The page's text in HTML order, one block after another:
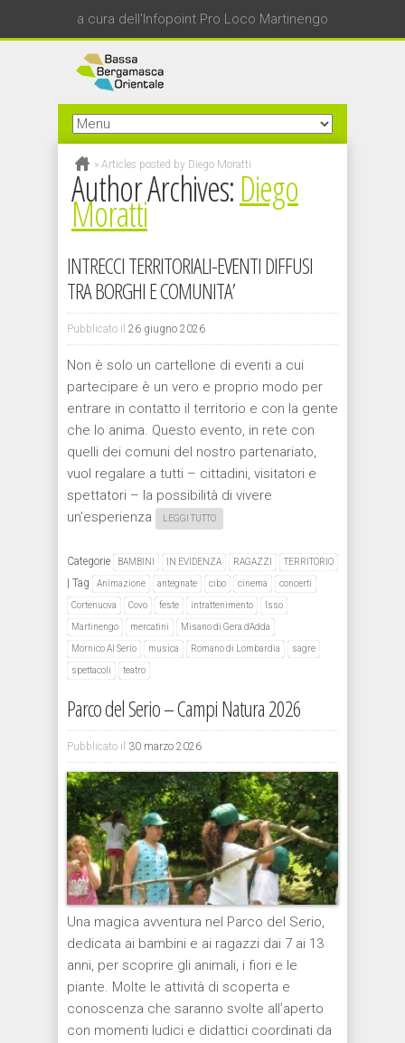
a cura dell'Infopoint Pro Loco Martinengo
» Articles posted by Diego Moratti
Author Archives:Diego
Moratti
INTRECCI TERRITORIALI-EVENTI DIFFUSI
TRA BORGHI E COMUNITA’
Pubblicato il 26 giugno 2026
Non è solo un cartellone di eventi a cui
partecipare è un vero e proprio modo per
entrare in contatto il territorio e con la gente
che lo anima. Questo evento, in rete con
quelli dei comuni del nostro partenariato,
vuol regalare a tutti – cittadini, visitatori e
spettatori – la possibilità di vivere
un’esperienza
LEGGI TUTTO
Categorie BAMBINI IN EVIDENZA RAGAZZI TERRITORIO
| Tag Animazione antegnate cibo cinema concerti
Cortenuova Covo feste intrattenimento Isso
Martinengo mercatini Misano di Gera d'Adda
Mornico Al Serio musica Romano di Lombardia sagre
spettacoli teatro
Parco del Serio – Campi Natura 2026
Pubblicato il 30 marzo 2026
Una magica avventura nel Parco del Serio,
dedicata ai bambini e ai ragazzi dai 7 ai 13
anni, per scoprire gli animali, i fiori e le
piante. Molte le attività di scoperta e
conoscenza che saranno svolte all’aperto
con momenti ludici e didattici coordinati da